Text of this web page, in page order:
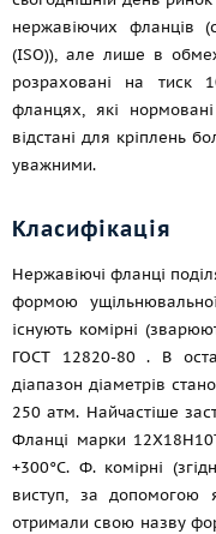
нержавіючих фланців
(ISO)), але лише в
розраховані на
фланцях, які
відстані для кріплень
уважними.
Класифікація
Нержавіючі фланці
формою
існують комірні
ГОСТ 12820-80. В
діапазон діаметрів
250 атм. Найчастіше
Фланці марки
+300°С. Ф. комірні
виступ, за допомогою
отримали свою назву